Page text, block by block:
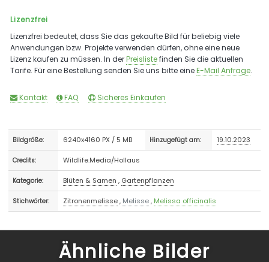
Lizenzfrei
Lizenzfrei bedeutet, dass Sie das gekaufte Bild für beliebig viele
Anwendungen bzw. Projekte verwenden dürfen, ohne eine neue
Lizenz kaufen zu müssen. In derPreislistefinden Sie die aktuellen
Tarife. Für eine Bestellung senden Sie uns bitte eineE-Mail Anfrage.
Kontakt FAQ Sicheres Einkaufen
Bildgröße: 6240x4160 PX / 5 MB Hinzugefügt am: 19.10.2023
Credits: Wildlife.Media/Hollaus
Kategorie: Blüten & Samen , Gartenpflanzen
Stichwörter: Zitronenmelisse, Melisse, Melissa officinalis
Ähnliche Bilder